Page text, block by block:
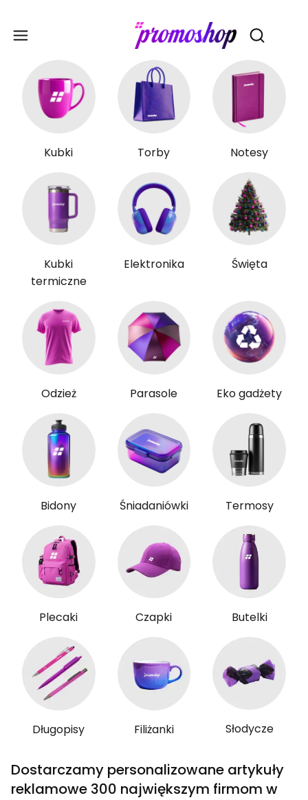
Otwórz
Kubki Torby Notesy
Kubki
termiczne
Elektronika Święta
Odzież Parasole Eko gadżety
Bidony Śniadaniówki Termosy
Plecaki Czapki Butelki
Długopisy Filiżanki Słodycze
Dostarczamy personalizowane artykuły
reklamowe 300 największym firmom w